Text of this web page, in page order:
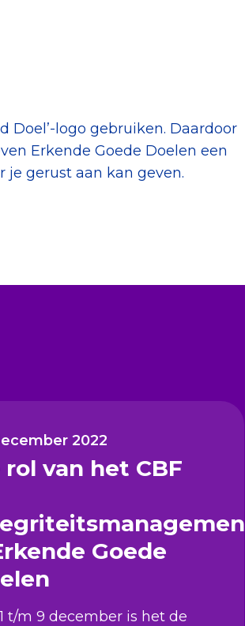
Doel’-logo gebruiken. Daardoor
Erkende Goede Doelen een
je gerust aan kan geven.
2022
rol van het CBF
Goede
t/m 9 december is het de